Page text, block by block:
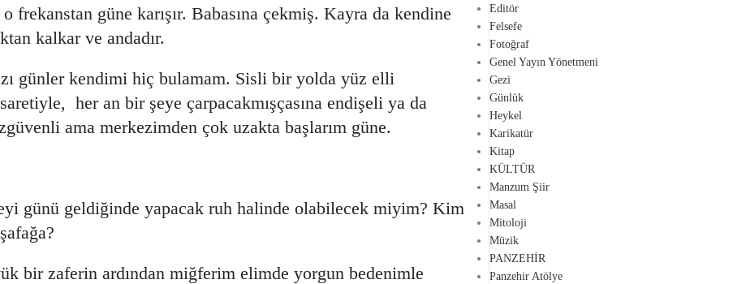
güne karışır. Babasına çekmiş. Kayra da kendine
kalkar ve andadır.
günler kendimi hiç bulamam. Sisli bir yolda yüz elli
her an bir şeye çarpacakmışçasına endişeli ya da
ama merkezimden çok uzakta başlarım güne.
günü geldiğinde yapacak ruh halinde olabilecek miyim? Kim
bir zaferin ardından miğferim elimde yorgun bedenimle
Editör
Felsefe
Fotoğraf
Genel Yayın Yönetmeni
Gezi
Günlük
Heykel
Karikatür
Kitap
KÜLTÜR
Manzum Şiir
Masal
Mitoloji
Müzik
PANZEHİR
Panzehir Atölye